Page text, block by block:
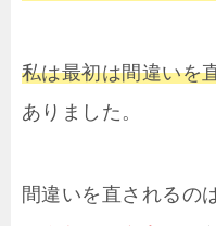
私は最初は間違いを
ありました。
間違いを直されるの